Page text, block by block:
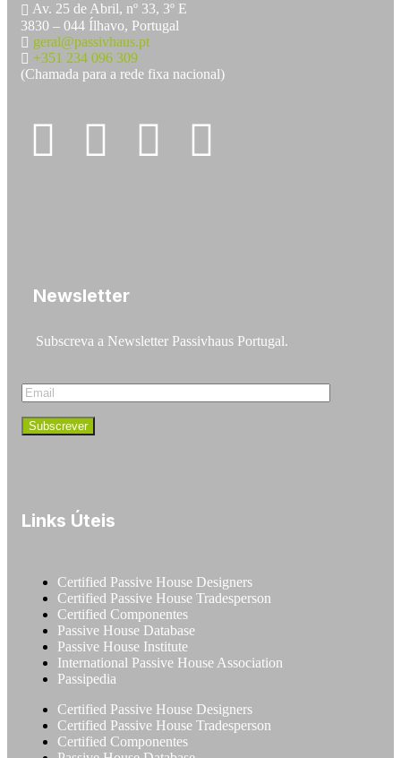
Av. 25 de Abril, nº 33, 3º E
3830 – 044 Ílhavo, Portugal
geral@passivhaus.pt
+351 234 096 309
(Chamada para a rede fixa nacional)
Newsletter
Subscreva a Newsletter Passivhaus Portugal.
Links Úteis
Certified Passive House Designers
Certified Passive House Tradesperson
Certified Componentes
Passive House Database
Passive House Institute
International Passive House Association
Passipedia
Certified Passive House Designers
Certified Passive House Tradesperson
Certified Componentes